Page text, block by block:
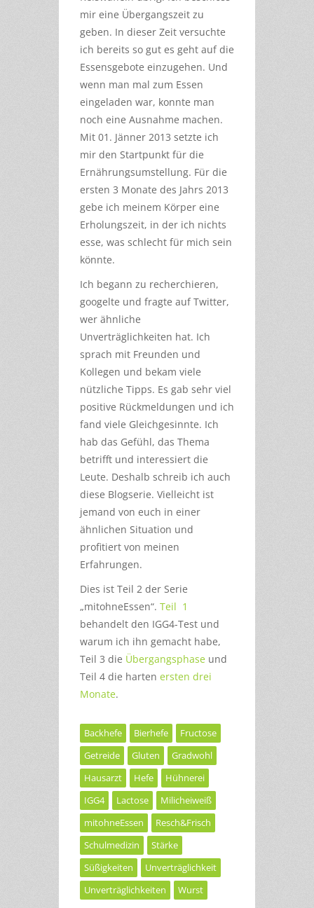
mir eine Übergangszeit zu
geben. In dieser Zeit versuchte
ich bereits so gut es geht auf die
Essensgebote einzugehen. Und
wenn man mal zum Essen
eingeladen war, konnte man
noch eine Ausnahme machen.
Mit 01. Jänner 2013 setzte ich
mir den Startpunkt für die
Ernährungsumstellung. Für die
ersten 3 Monate des Jahrs 2013
gebe ich meinem Körper eine
Erholungszeit, in der ich nichts
esse, was schlecht für mich sein
könnte.
Ich begann zu recherchieren,
googelte und fragte auf Twitter,
wer ähnliche
Unverträglichkeiten hat. Ich
sprach mit Freunden und
Kollegen und bekam viele
nützliche Tipps. Es gab sehr viel
positive Rückmeldungen und ich
fand viele Gleichgesinnte. Ich
hab das Gefühl, das Thema
betrifft und interessiert die
Leute. Deshalb schreib ich auch
diese Blogserie. Vielleicht ist
jemand von euch in einer
ähnlichen Situation und
profitiert von meinen
Erfahrungen.
Dies ist Teil 2 der Serie
„mitohneEssen“. Teil 1
behandelt den IGG4-Test und
warum ich ihn gemacht habe,
Teil 3 die Übergangsphase und
Teil 4 die harten ersten drei
Monate.
Backhefe Bierhefe
Fructose
Getreide
Gluten
Gradwohl
Hausarzt
Hefe
Hühnerei
IGG4
Lactose
Milicheiweiß
mitohneEssen
Resch&Frisch
Schulmedizin
Stärke
Süßigkeiten
Unverträglichkeit
Unverträglichkeiten
Wurst